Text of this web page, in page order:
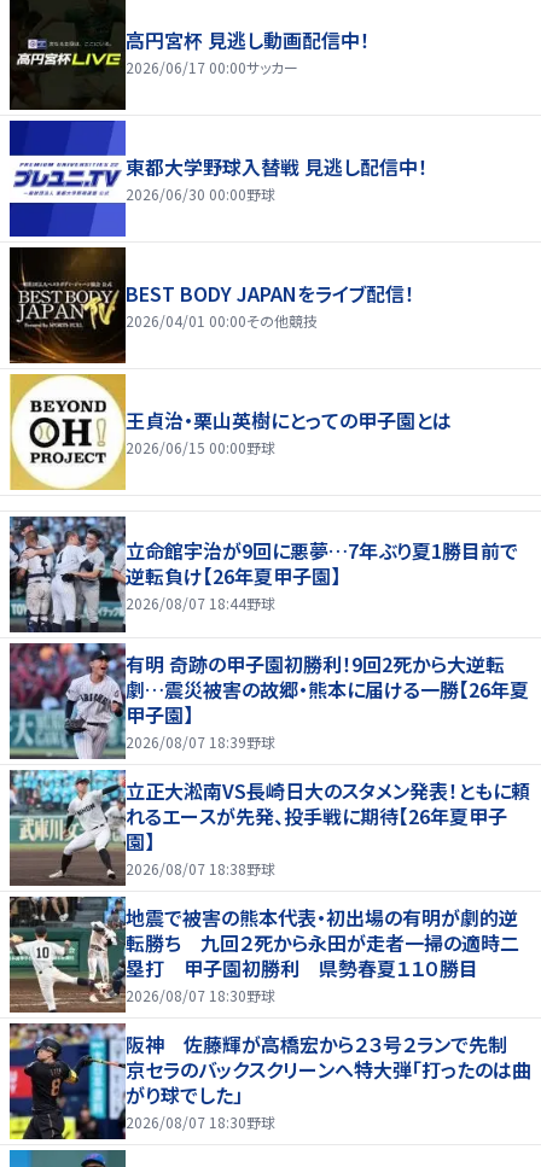
高円宮杯 見逃し動画配信中！
2026/06/17 00:00サッカー
東都大学野球入替戦 見逃し配信中！
2026/06/30 00:00野球
BEST BODY JAPANをライブ配信！
2026/04/01 00:00その他競技
王貞治・栗山英樹にとっての甲子園とは
2026/06/15 00:00野球
立命館宇治が9回に悪夢…7年ぶり夏1勝目前で
逆転負け【26年夏甲子園】
2026/08/07 18:44野球
有明 奇跡の甲子園初勝利！9回2死から大逆転
劇…震災被害の故郷・熊本に届ける一勝【26年夏
甲子園】
2026/08/07 18:39野球
立正大淞南VS長崎日大のスタメン発表！ともに頼
れるエースが先発、投手戦に期待【26年夏甲子
園】
2026/08/07 18:38野球
地震で被害の熊本代表・初出場の有明が劇的逆
転勝ち 九回２死から永田が走者一掃の適時二
塁打 甲子園初勝利 県勢春夏１１０勝目
2026/08/07 18:30野球
阪神 佐藤輝が高橋宏から２３号２ランで先制
京セラのバックスクリーンへ特大弾「打ったのは曲
がり球でした」
2026/08/07 18:30野球